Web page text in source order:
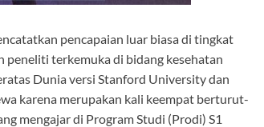
pencapaian luar biasa di tingkat
peneliti terkemuka di bidang kesehatan
Dunia versi Stanford University dan
karena merupakan kali keempat berturut-
mengajar di Program Studi (Prodi) S1